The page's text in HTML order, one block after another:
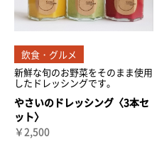
飲食・グルメ
新鮮な旬のお野菜をそのまま使用
したドレッシングです。
やさいのドレッシング〈3本セ
ット〉
￥2,500